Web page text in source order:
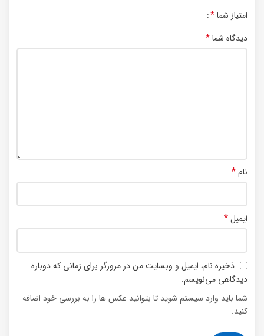
امتیاز شما*
دیدگاه شما*
نام*
ایمیل*
ذخیره نام، ایمیل و وبسایت من در مرورگر برای زمانی که دوباره
دیدگاهی می‌نویسم.
شما باید وارد سیستم شوید تا بتوانید عکس ها را به بررسی خود اضافه
کنید.